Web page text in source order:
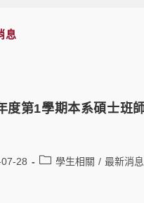
息
度第1學期本系碩士班
28 學生相關 / 最新消息